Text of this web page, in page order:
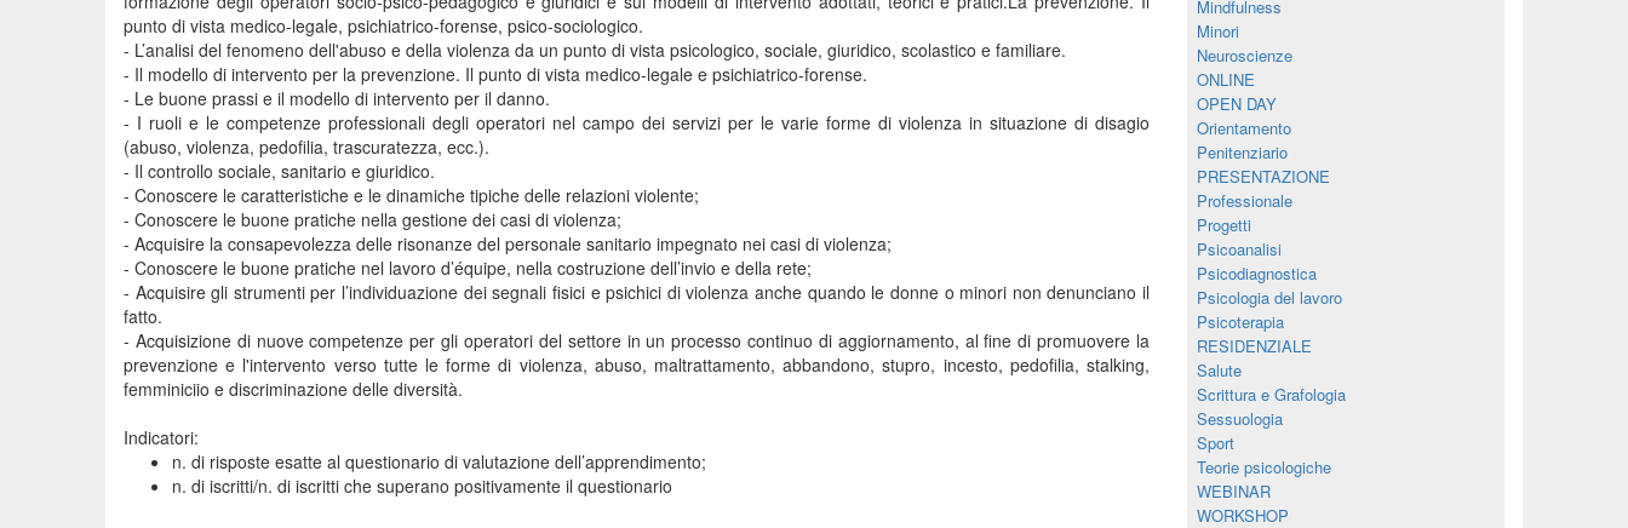
punto di vista medico-legale, psichiatrico-forense, psico-sociologico.
- L’analisi del fenomeno dell'abuso e della violenza da un punto di vista psicologico, sociale, giuridico, scolastico e familiare.
- Il modello di intervento per la prevenzione. Il punto di vista medico-legale e psichiatrico-forense.
- Le buone prassi e il modello di intervento per il danno.
- I ruoli e le competenze professionali degli operatori nel campo dei servizi per le varie forme di violenza in situazione di disagio
(abuso, violenza, pedofilia, trascuratezza, ecc.).
- Il controllo sociale, sanitario e giuridico.
- Conoscere le caratteristiche e le dinamiche tipiche delle relazioni violente;
- Conoscere le buone pratiche nella gestione dei casi di violenza;
- Acquisire la consapevolezza delle risonanze del personale sanitario impegnato nei casi di violenza;
- Conoscere le buone pratiche nel lavoro d’équipe, nella costruzione dell’invio e della rete;
- Acquisire gli strumenti per l’individuazione dei segnali fisici e psichici di violenza anche quando le donne o minori non denunciano il
fatto.
- Acquisizione di nuove competenze per gli operatori del settore in un processo continuo di aggiornamento, al fine di promuovere la
prevenzione e l'intervento verso tutte le forme di violenza, abuso, maltrattamento, abbandono, stupro, incesto, pedofilia, stalking,
femminiciio e discriminazione delle diversità.
Indicatori:
n. di risposte esatte al questionario di valutazione dell’apprendimento;
n. di iscritti/n. di iscritti che superano positivamente il questionario
Mindfulness
Minori
Neuroscienze
ONLINE
OPEN DAY
Orientamento
Penitenziario
PRESENTAZIONE
Professionale
Progetti
Psicoanalisi
Psicodiagnostica
Psicologia del lavoro
Psicoterapia
RESIDENZIALE
Salute
Scrittura e Grafologia
Sessuologia
Sport
Teorie psicologiche
WEBINAR
WORKSHOP